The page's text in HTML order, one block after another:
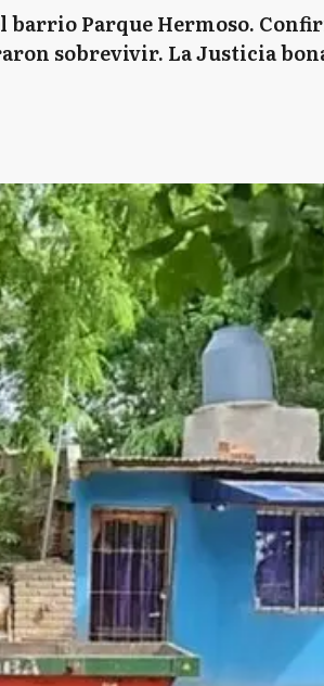
barrio Parque Hermoso.
sobrevivir. La Justicia